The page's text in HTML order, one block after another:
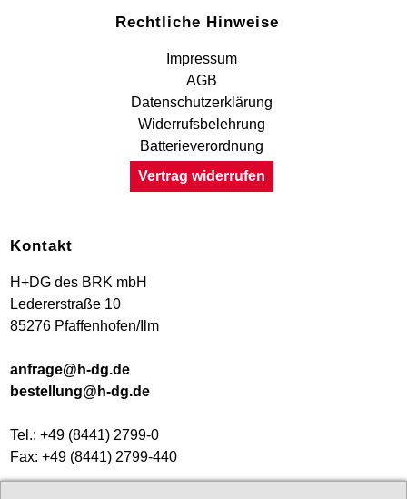
Rechtliche Hinweise
Impressum
AGB
Datenschutzerklärung
Widerrufsbelehrung
Batterieverordnung
Vertrag widerrufen
Kontakt
H+DG des BRK mbH
Ledererstraße 10
85276 Pfaffenhofen/Ilm
anfrage@h-dg.de
bestellung@h-dg.de
Tel.: +49 (8441) 2799-0
Fax: +49 (8441) 2799-440